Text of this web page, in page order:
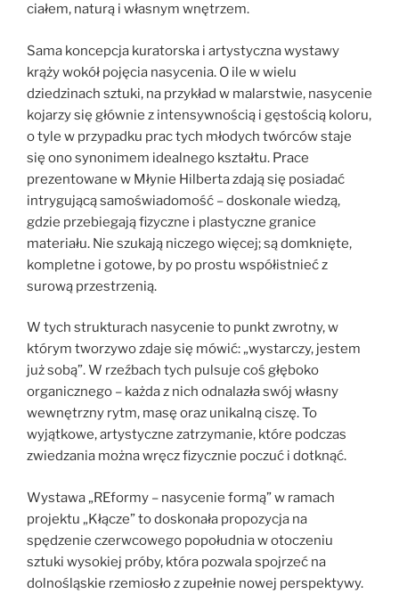
ciałem, naturą i własnym wnętrzem.
Sama koncepcja kuratorska i artystyczna wystawy
krąży wokół pojęcia nasycenia. O ile w wielu
dziedzinach sztuki, na przykład w malarstwie, nasycenie
kojarzy się głównie z intensywnością i gęstością koloru,
o tyle w przypadku prac tych młodych twórców staje
się ono synonimem idealnego kształtu. Prace
prezentowane w Młynie Hilberta zdają się posiadać
intrygującą samoświadomość – doskonale wiedzą,
gdzie przebiegają fizyczne i plastyczne granice
materiału. Nie szukają niczego więcej; są domknięte,
kompletne i gotowe, by po prostu współistnieć z
surową przestrzenią.
W tych strukturach nasycenie to punkt zwrotny, w
którym tworzywo zdaje się mówić: „wystarczy, jestem
już sobą”. W rzeźbach tych pulsuje coś głęboko
organicznego – każda z nich odnalazła swój własny
wewnętrzny rytm, masę oraz unikalną ciszę. To
wyjątkowe, artystyczne zatrzymanie, które podczas
zwiedzania można wręcz fizycznie poczuć i dotknąć.
Wystawa „REformy – nasycenie formą” w ramach
projektu „Kłącze” to doskonała propozycja na
spędzenie czerwcowego popołudnia w otoczeniu
sztuki wysokiej próby, która pozwala spojrzeć na
dolnośląskie rzemiosło z zupełnie nowej perspektywy.